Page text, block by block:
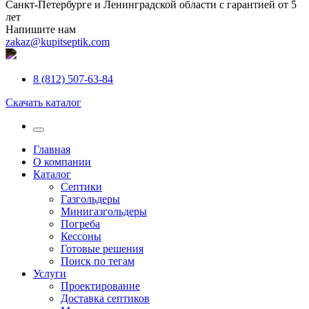
Санкт-Петербурге и Ленинградской области с гарантией от 5
лет
Напишите нам
zakaz@kupitseptik.com
8 (812) 507-63-84
Скачать каталог
Главная
О компании
Каталог
Септики
Газгольдеры
Минигазгольдеры
Погреба
Кессоны
Готовые решения
Поиск по тегам
Услуги
Проектирование
Доставка септиков